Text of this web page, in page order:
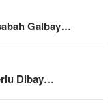
Galbay…
Dibay…